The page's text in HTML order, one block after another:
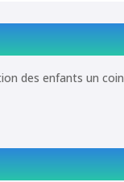
des enfants un coin